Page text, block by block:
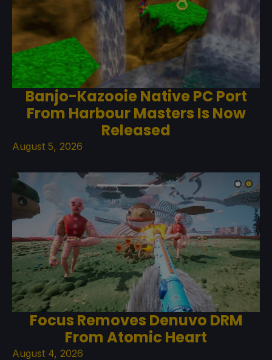
Banjo-Kazooie Native PC Port
From Harbour Masters Is Now
Released
August 5, 2026
Focus Removes Denuvo DRM
From Atomic Heart
August 4, 2026